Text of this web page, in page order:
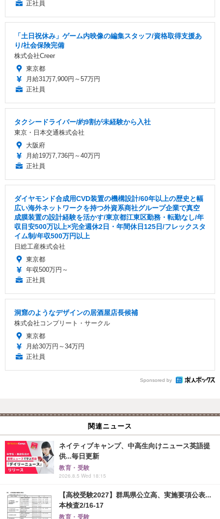
正社員
「土日祝休み」ゲーム内映像の編集スタッフ/資格取得支援あ
り/社会保険完備
株式会社Creer
東京都
月給31万7,900円～57万円
正社員
タクシードライバー/約9割が未経験から入社
東京・日本交通株式会社
大阪府
月給19万7,736円～40万円
正社員
ダイヤモンド合成用CVD装置の機構設計/60年以上の歴史と幅
広い海外ネットワークを持つ外資系商社グループ企業で真空
成膜装置の設計経験を活かす/東京都江東区勤務・転勤なし/年
収目安500万以上×完全週休2日・年間休日125日/フレックスタ
イム制/年収500万円以上
日総工産株式会社
東京都
年収500万円～
正社員
洞窟のようなデザインの居酒屋店長候補
株式会社コンプリート・サークル
東京都
月給30万円～34万円
正社員
Sponsored by
関連ニュース
ネイティブキャンプ、中高生向けニュース英語提
供...毎日更新
教育・受験
2026.8.5 Wed 18:15
【高校受験2027】群馬県公立高、実施要項公表...
本検査2/16-17
教育・受験